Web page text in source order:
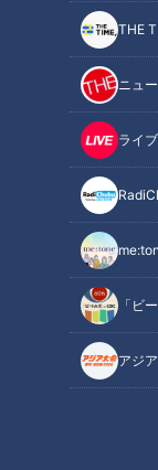
THE
ニュ
ライ
「ビ
アジ
「街に突如現れ
る街角保健室とは
この記事を見
【はだか祭WEEK】
集結するホテルの“